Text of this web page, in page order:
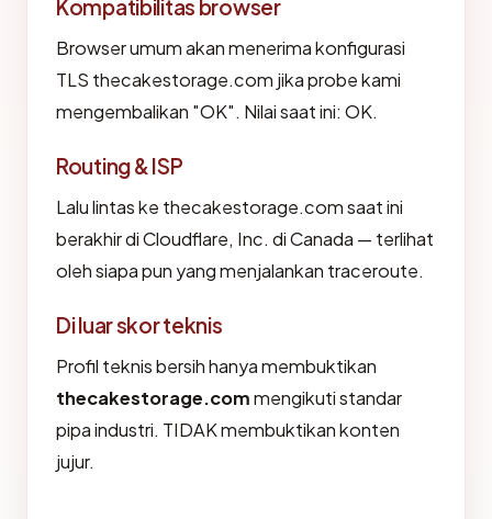
Kompatibilitas browser
Browser umum akan menerima konfigurasi
TLS thecakestorage.com jika probe kami
mengembalikan "OK". Nilai saat ini: OK.
Routing & ISP
Lalu lintas ke thecakestorage.com saat ini
berakhir di Cloudflare, Inc. di Canada — terlihat
oleh siapa pun yang menjalankan traceroute.
Di luar skor teknis
Profil teknis bersih hanya membuktikan
thecakestorage.commengikuti standar
pipa industri. TIDAK membuktikan konten
jujur.